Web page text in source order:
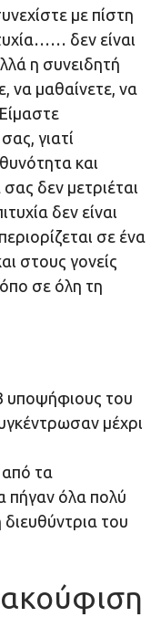
με πίστη
δεν είναι
η συνειδητή
να μαθαίνετε, να
γιατί
και
δεν μετριέται
δεν είναι
σε ένα
στους γονείς
σε όλη τη
υποψήφιους του
μέχρι
τα
πήγαν όλα πολύ
του